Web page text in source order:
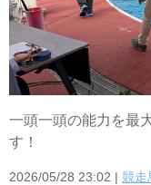
一頭一頭の能力を最
す！
2026/05/28 23:02 競走